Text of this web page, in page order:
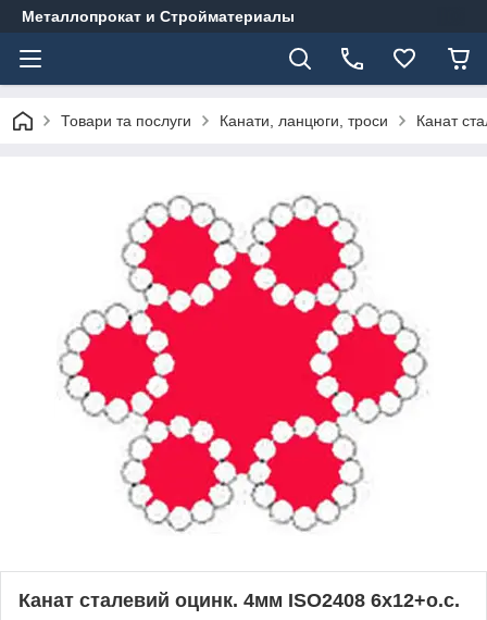
Металлопрокат и Стройматериалы
Товари та послуги Канати, ланцюги, троси Канат
Канат сталевий оцинк. 4мм ISO2408 6x12+о.с.